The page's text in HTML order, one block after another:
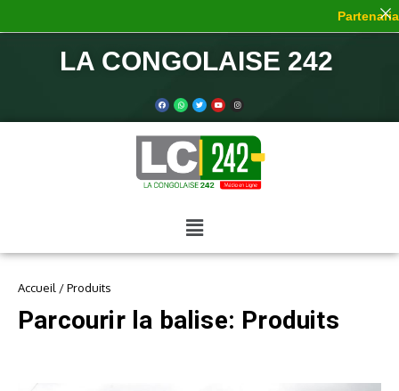
LA CONGOLAISE 242
Accueil /Produits
Parcourir la balise: Produits